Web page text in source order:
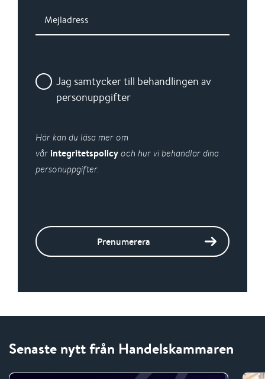
Mejladress
Jag samtycker till behandlingen av
personuppgifter
Här kan du läsa mer om
vårintegritetspolicyoch hur vi behandlar dina
personuppgifter.
Prenumerera
Senaste nytt från Handelskammaren